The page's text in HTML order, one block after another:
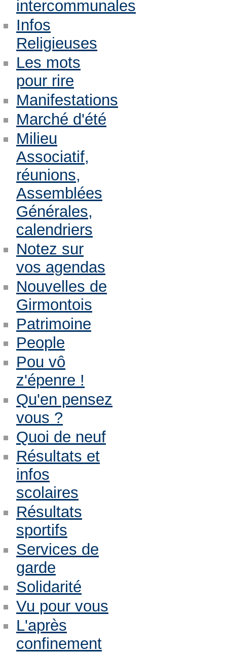
intercommunales
Infos
Religieuses
Les mots
pour rire
Manifestations
Marché d'été
Milieu
Associatif,
réunions,
Assemblées
Générales,
calendriers
Notez sur
vos agendas
Nouvelles de
Girmontois
Patrimoine
People
Pou vô
z'épenre !
Qu'en pensez
vous ?
Quoi de neuf
Résultats et
infos
scolaires
Résultats
sportifs
Services de
garde
Solidarité
Vu pour vous
L'après
confinement